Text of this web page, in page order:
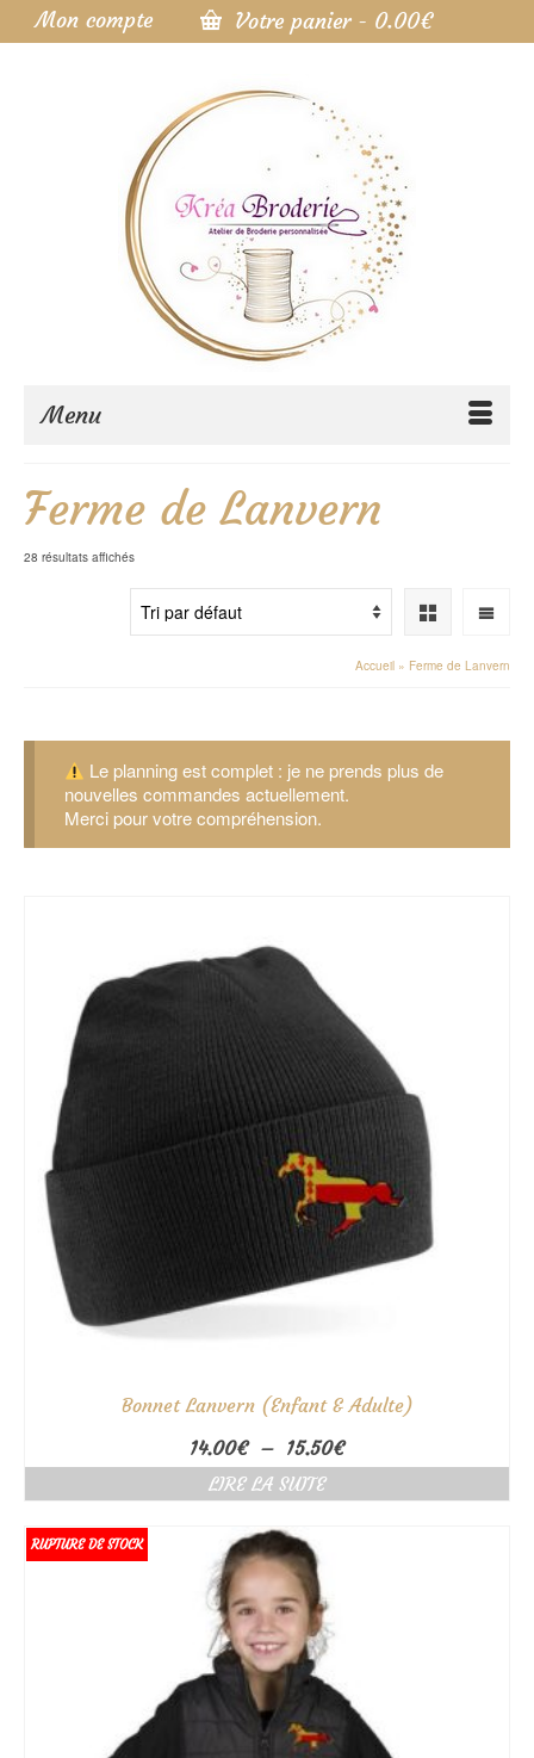
Mon compte Votre panier - 0.00€
Menu
Ferme de Lanvern
28 résultats affichés
Accueil » Ferme de Lanvern
Le planning est complet : je ne prends plus de
nouvelles commandes actuellement.
Merci pour votre compréhension.
Bonnet Lanvern (Enfant & Adulte)
14.00€ – 15.50€Plage
de
LIRE LA SUITE
RUPTURE DE STOCK